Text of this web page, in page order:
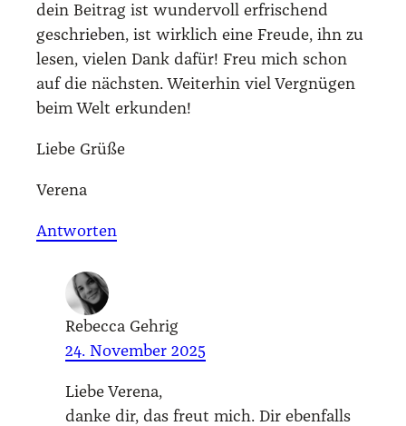
dein Bei­trag ist wun­der­voll erfri­schend
geschrie­ben, ist wirk­lich eine Freu­de, ihn zu
lesen, vie­len Dank dafür! Freu mich schon
auf die nächs­ten. Wei­ter­hin viel Ver­gnü­gen
beim Welt erkun­den!
Lie­be Grü­ße
Vere­na
Antworten
Rebecca Gehrig
24. November 2025
Lie­be Vere­na,
dan­ke dir, das freut mich. Dir eben­falls